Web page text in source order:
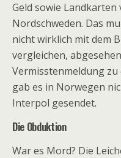
Geld sowie
Nordschweden. Das
nicht wirklich mit dem
vergleichen,
Vermisstenmeldung zu
gab es in Norwegen
Interpol gesendet.
Die Obduktion
War es Mord? Die